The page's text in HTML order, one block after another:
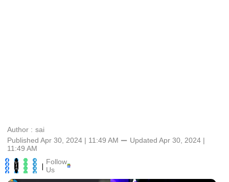
Author : sai
Published Apr 30, 2024 | 11:49 AM ⚊ Updated Apr 30, 2024 |
11:49 AM
| Follow
Us